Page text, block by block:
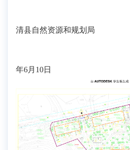
清县自然资源和规划局
年6月 10日